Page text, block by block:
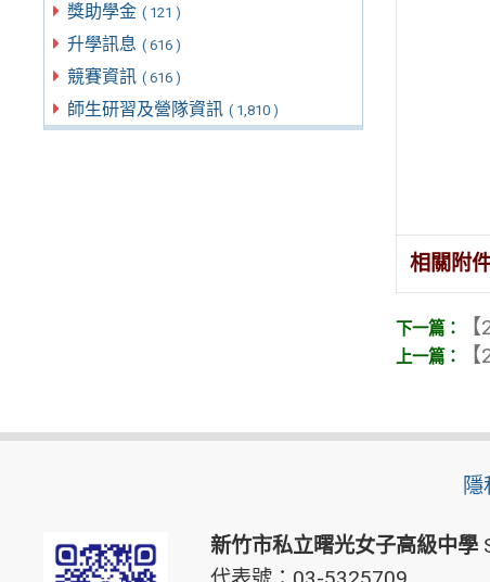
獎助學金 ( 121 )
升學訊息 ( 616 )
競賽資訊 ( 616 )
師生研習及營隊資訊 ( 1,810 )
相關附
新竹市私立曙光女子高級中學